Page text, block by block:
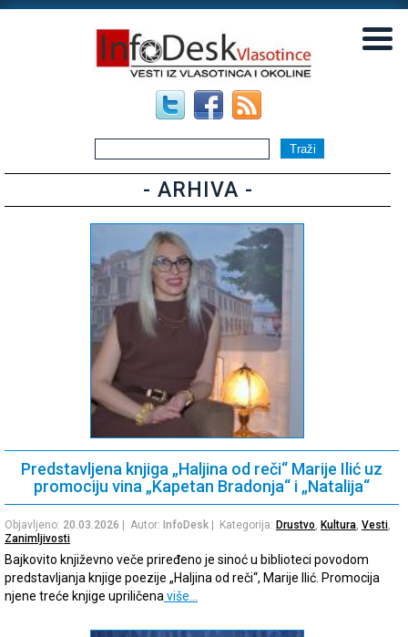
- ARHIVA -
Predstavljena knjiga „Haljina od reči“ Marije Ilić uz
promociju vina „Kapetan Bradonja“ i „Natalija“
Objavljeno: 20.03.2026 | Autor: InfoDesk | Kategorija: Drustvo, Kultura, Vesti,
Zanimljivosti
Bajkovito književno veče priređeno je sinoć u biblioteci povodom
predstavljanja knjige poezije „Haljina od reči“, Marije Ilić. Promocija
njene treće knjige upriličenaviše…